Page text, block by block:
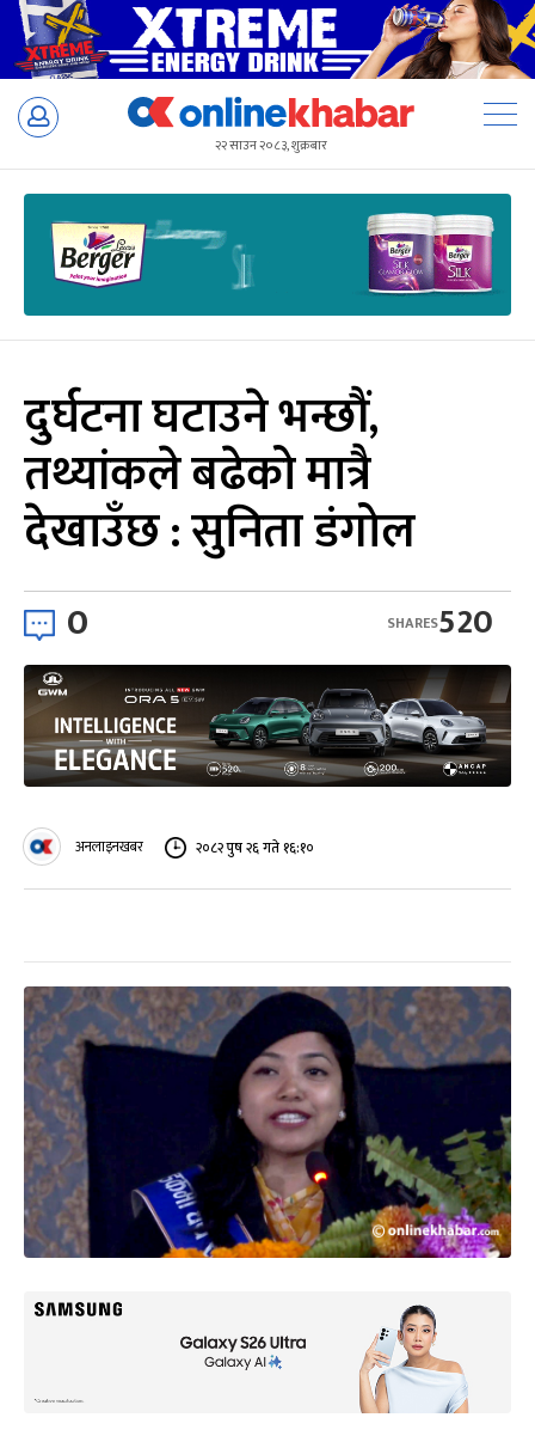
Skip
२२ साउन २०८३, शुक्रबार
दुर्घटना घटाउने भन्छौं,
तथ्यांकले बढेको मात्रै
देखाउँछ : सुनिता डंगोल
0 520
SHARES
अनलाइनखबर २०८२ पुष २६ गते १६:१०